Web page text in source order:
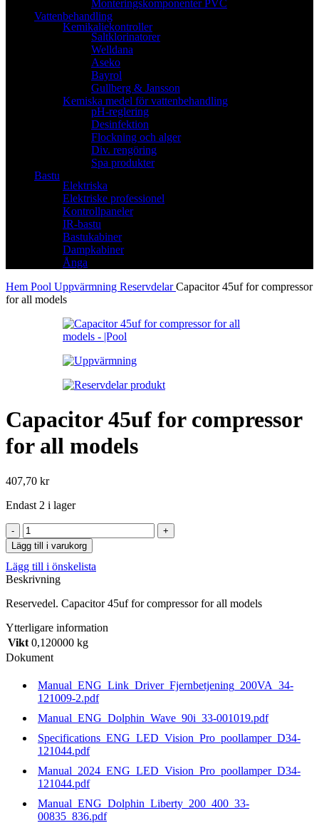
Monteringskomponenter PVC
Vattenbehandling
Kemikaliekontroller
Saltklorinatorer
Welldana
Aseko
Bayrol
Gullberg & Jansson
Kemiska medel för vattenbehandling
pH-reglering
Desinfektion
Flockning och alger
Div. rengöring
Spa produkter
Bastu
Elektriska
Elektriske professionel
Kontrollpaneler
IR-bastu
Bastukabiner
Dampkabiner
Ånga
Hem Pool Uppvärmning ReservdelarCapacitor 45uf for compressor
for all models
Capacitor 45uf for compressor
for all models
407,70 kr
Endast 2 i lager
Capacitor
45uf
for
compressor
for
models
Lägg till i varukorg
Lägg till i önskelista
Beskrivning
Reservedel. Capacitor 45uf for compressor for all models
Ytterligare information
Vikt 0,120000 kg
Dokument
Manual_ENG_Link_Driver_Fjernbetjening_200VA_34-
121009-2.pdf
Manual_ENG_Dolphin_Wave_90i_33-001019.pdf
Specifications_ENG_LED_Vision_Pro_poollamper_D34-
121044.pdf
Manual_2024_ENG_LED_Vision_Pro_poollamper_D34-
121044.pdf
Manual_ENG_Dolphin_Liberty_200_400_33-
00835_836.pdf